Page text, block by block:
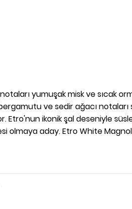
yumuşak misk ve sıcak
ve sedir ağacı notaları
Etro'nun ikonik şal deseniyle
olmaya aday. Etro White